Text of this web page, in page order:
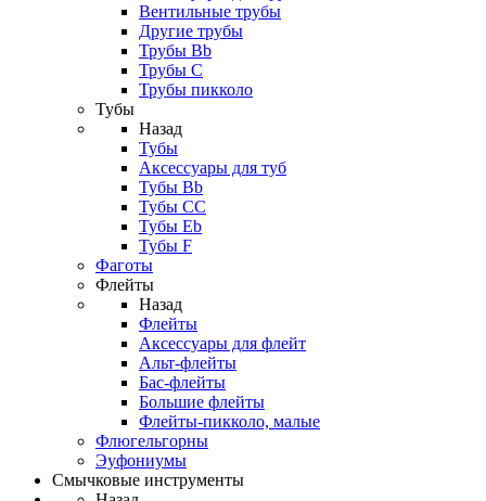
Вентильные трубы
Другие трубы
Трубы Bb
Трубы C
Трубы пикколо
Тубы
Назад
Тубы
Аксессуары для туб
Тубы Bb
Тубы CC
Тубы Eb
Тубы F
Фаготы
Флейты
Назад
Флейты
Аксессуары для флейт
Альт-флейты
Бас-флейты
Большие флейты
Флейты-пикколо, малые
Флюгельгорны
Эуфониумы
Смычковые инструменты